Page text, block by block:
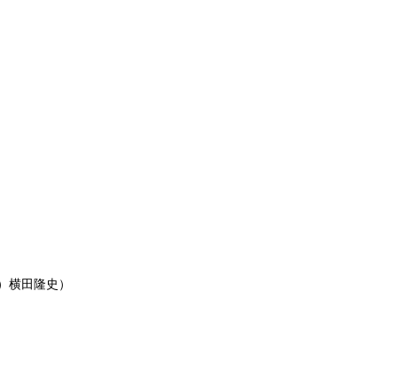
横田隆史）